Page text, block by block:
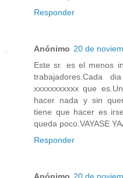
Responder
Anónimo 20 de
Este sr. es el menos
trabajadores.Cada
xxxxxxxxxxx que
hacer nada y sin
tiene que hacer es
queda poco.VAYASE
Responder